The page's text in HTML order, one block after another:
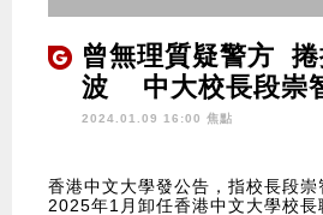
曾無理質疑警方
波 中大校長段崇
2024.01.09 16:00 焦點
香港中文大學發公告，指校長段
2025年1月卸任香港中文大學校長